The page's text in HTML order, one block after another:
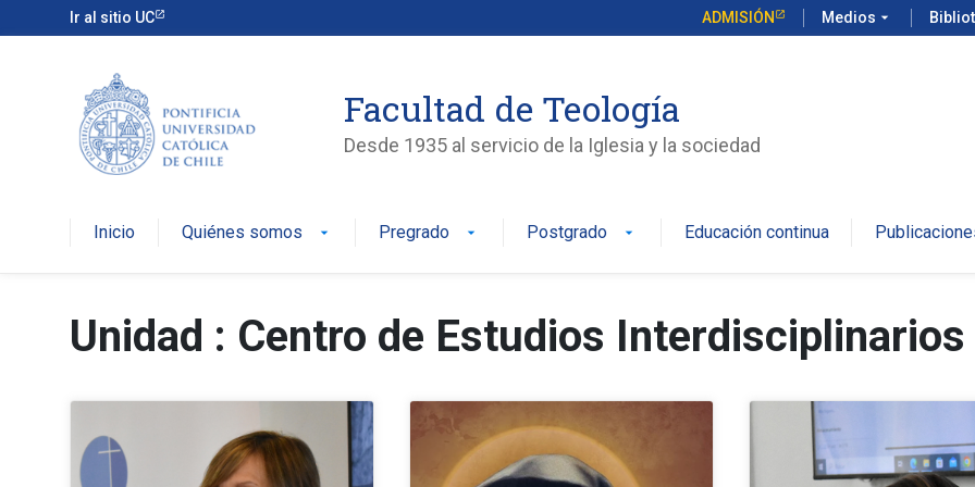
Ir al sitio UC ADMISIÓN Medios arrow_drop_down
Facultad de Teología
Desde 1935 al servicio de la Iglesia y la sociedad
Inicio Quiénes somos arrow_drop_down Pregrado arrow_drop_down Postgrado arrow_drop_down Educación continua
Unidad : Centro de Estudios